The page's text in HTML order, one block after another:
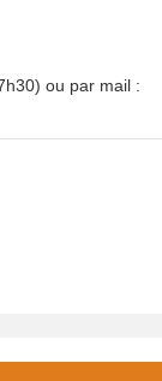
ou par mail :